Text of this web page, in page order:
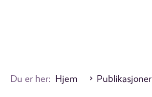
Du er her: Hjem Publikasjoner